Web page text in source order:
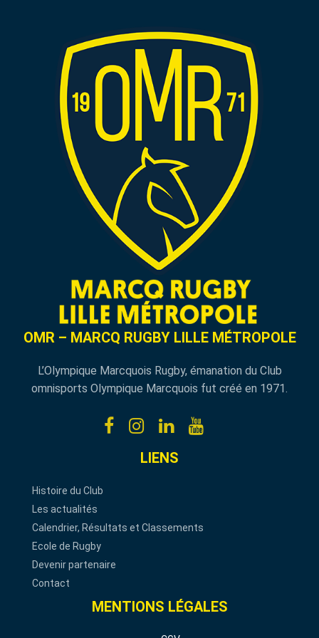
OMR – MARCQ RUGBY LILLE MÉTROPOLE
L’Olympique Marcquois Rugby, émanation du Club
omnisports Olympique Marcquois fut créé en 1971.
LIENS
Histoire du Club
Les actualités
Calendrier, Résultats et Classements
Ecole de Rugby
Devenir partenaire
Contact
MENTIONS LÉGALES